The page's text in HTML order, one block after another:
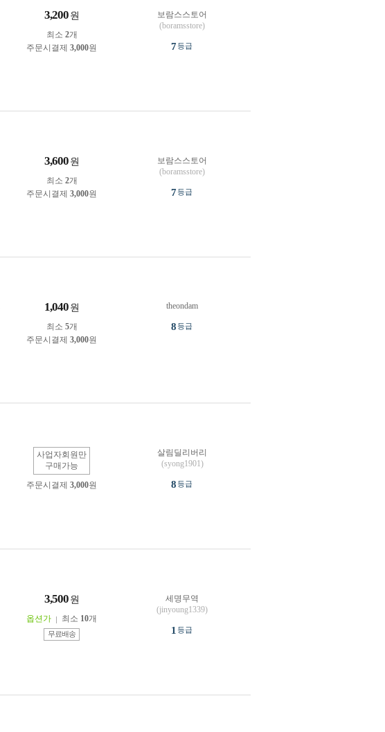
3,200 원
최소 2개
주문시결제 3,000원
보람스스토어
(boramsstore)
7등급
3,600 원
최소 2개
주문시결제 3,000원
보람스스토어
(boramsstore)
7등급
1,040 원
최소 5개
주문시결제 3,000원
theondam
8등급
사업자회원만
구매가능
주문시결제 3,000원
살림딜리버리
(syong1901)
8등급
3,500 원
옵션가 최소 10개
무료배송
세명무역
(jinyoung1339)
1 등급